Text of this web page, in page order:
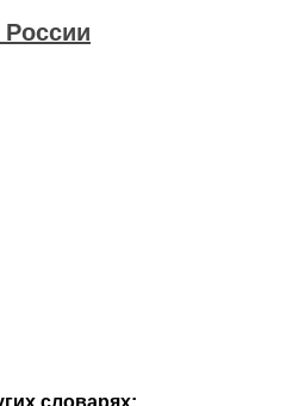
словарях: